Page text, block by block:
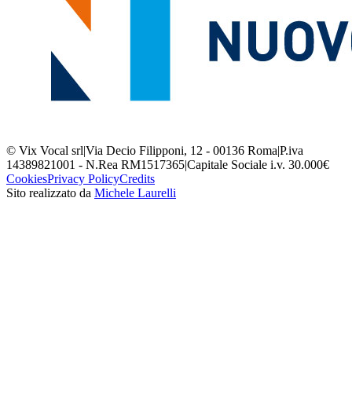
© Vix Vocal srl|Via Decio Filipponi, 12 - 00136 Roma|P.iva
14389821001 - N.Rea RM1517365|Capitale Sociale i.v. 30.000€
CookiesPrivacy PolicyCredits
Sito realizzato da Michele Laurelli